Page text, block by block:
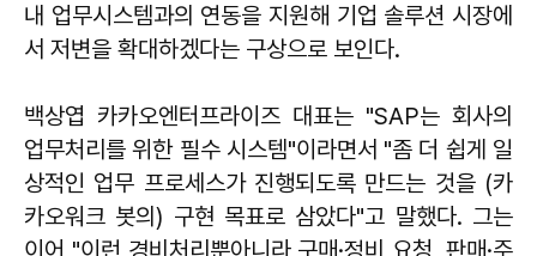
내 업무시스템과의 연동을 지원해 기업 솔루션 시장에
서 저변을 확대하겠다는 구상으로 보인다.
백상엽 카카오엔터프라이즈 대표는 "SAP는 회사의
업무처리를 위한 필수 시스템"이라면서 "좀 더 쉽게 일
상적인 업무 프로세스가 진행되도록 만드는 것을 (카
카오워크 봇의) 구현 목표로 삼았다"고 말했다. 그는
이어 "이런 경비처리뿐아니라 구매·정비 요청, 판매·주